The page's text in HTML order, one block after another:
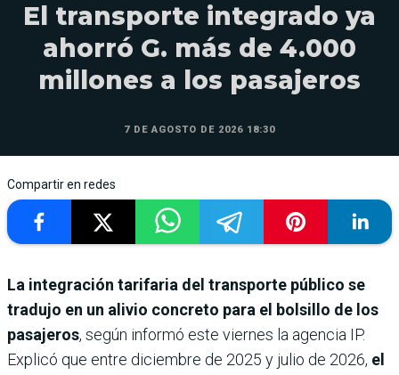
El transporte integrado ya
ahorró G. más de 4.000
millones a los pasajeros
7 DE AGOSTO DE 2026 18:30
Compartir en redes
La integración tarifaria del transporte público se
tradujo en un alivio concreto para el bolsillo de los
pasajeros, según informó este viernes la agencia IP.
Explicó que entre diciembre de 2025 y julio de 2026, el